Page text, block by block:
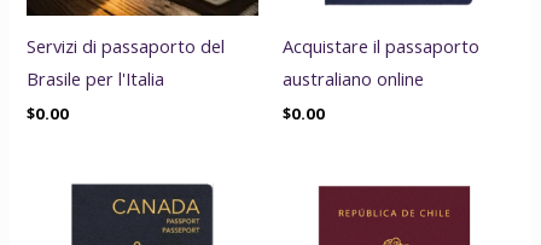
Servizi di passaporto del
Brasile per l'Italia
$0.00
Acquistare il passaporto
australiano online
$0.00